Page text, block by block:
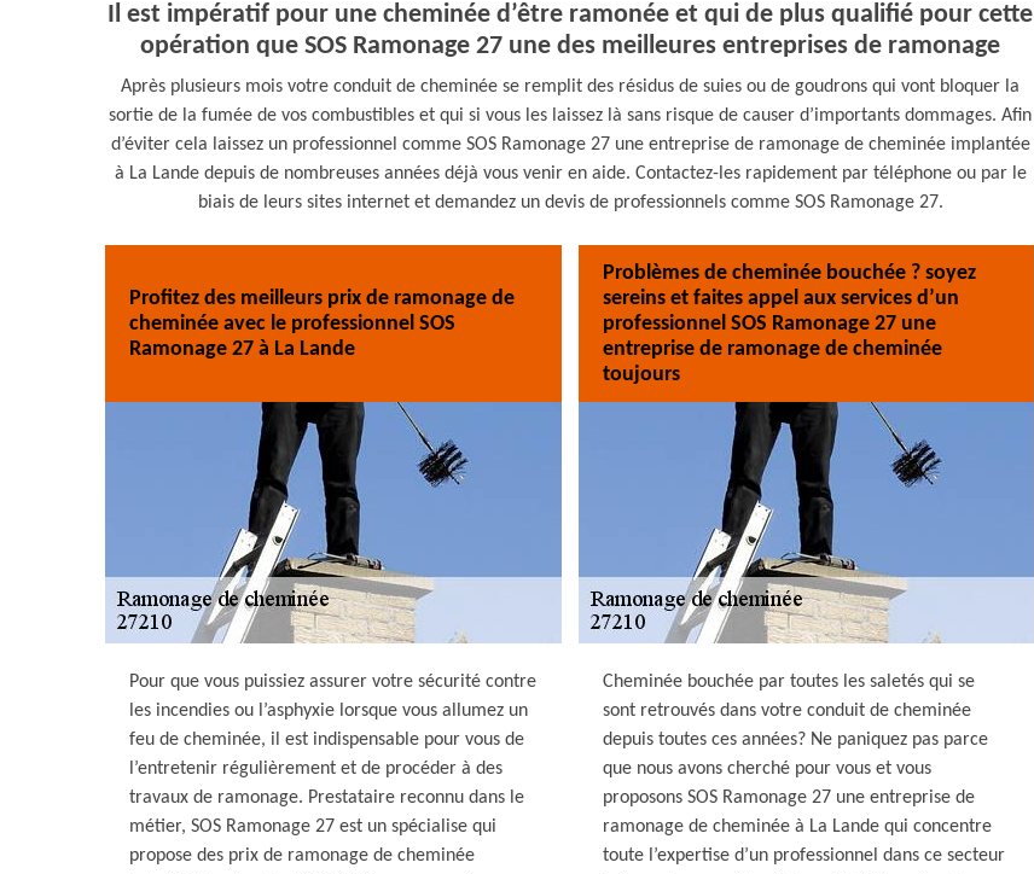
Il est impératif pour une cheminée d’être ramonée et qui de plus qualifié pour cette
opération que SOS Ramonage 27 une des meilleures entreprises de ramonage
Après plusieurs mois votre conduit de cheminée se remplit des résidus de suies ou de goudrons qui vont bloquer la
sortie de la fumée de vos combustibles et qui si vous les laissez là sans risque de causer d’importants dommages. Afin
d’éviter cela laissez un professionnel comme SOS Ramonage 27 une entreprise de ramonage de cheminée implantée
à La Lande depuis de nombreuses années déjà vous venir en aide. Contactez-les rapidement par téléphone ou par le
biais de leurs sites internet et demandez un devis de professionnels comme SOS Ramonage 27.
Profitez des meilleurs prix de ramonage de
cheminée avec le professionnel SOS
Ramonage 27 à La Lande
Pour que vous puissiez assurer votre sécurité contre
les incendies ou l’asphyxie lorsque vous allumez un
feu de cheminée, il est indispensable pour vous de
l’entretenir régulièrement et de procéder à des
travaux de ramonage. Prestataire reconnu dans le
métier, SOS Ramonage 27 est un spécialise qui
propose des prix de ramonage de cheminée
Problèmes de cheminée bouchée ? soyez
sereins et faites appel aux services d’un
professionnel SOS Ramonage 27 une
entreprise de ramonage de cheminée
toujours
Cheminée bouchée par toutes les saletés qui se
sont retrouvés dans votre conduit de cheminée
depuis toutes ces années? Ne paniquez pas parce
que nous avons cherché pour vous et vous
proposons SOS Ramonage 27 une entreprise de
ramonage de cheminée à La Lande qui concentre
toute l’expertise d’un professionnel dans ce secteur